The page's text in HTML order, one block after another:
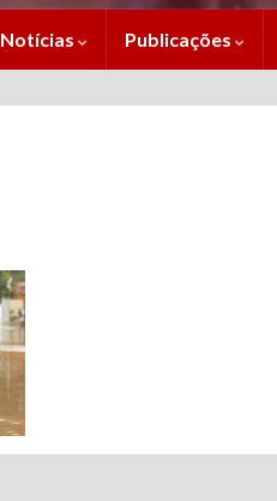
Notícias Publicações